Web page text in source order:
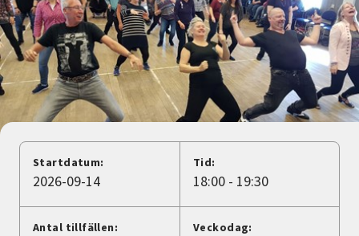
Om SV
Starta studiecirkel
Cirkelledare
Nyheter
Avdelningar
Startdatum:
2026-09-14
Tid:
18:00 - 19:30
Antal tillfällen: Veckodag: